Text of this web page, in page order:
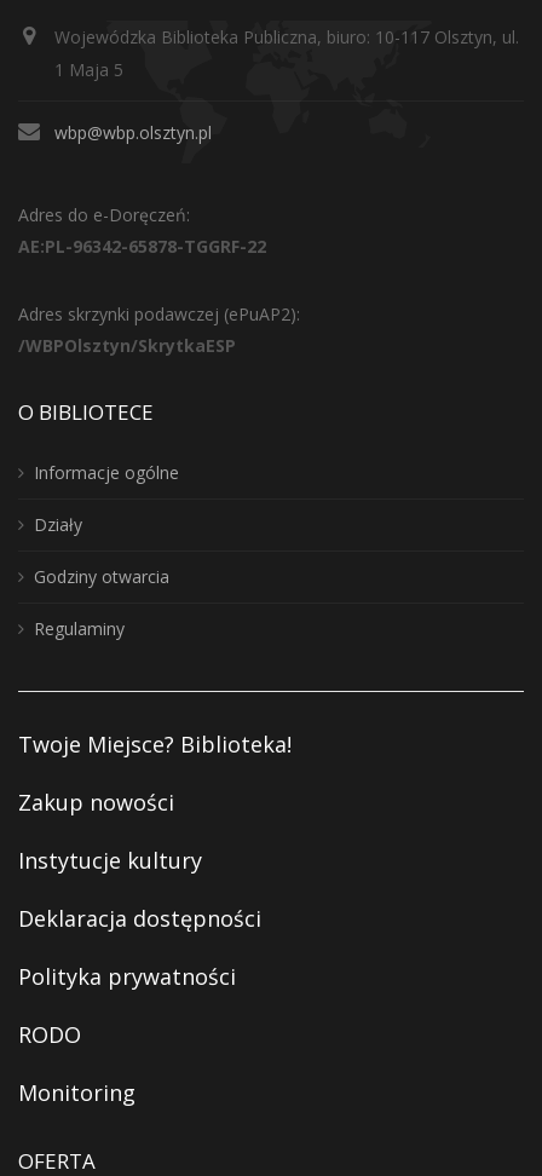
Wojewódzka Biblioteka Publiczna, biuro: 10-117 Olsztyn, ul.
1 Maja 5
wbp@wbp.olsztyn.pl
Adres do e-Doręczeń:
AE:PL-96342-65878-TGGRF-22
Adres skrzynki podawczej (ePuAP2):
/WBPOlsztyn/SkrytkaESP
O BIBLIOTECE
Informacje ogólne
Działy
Godziny otwarcia
Regulaminy
Twoje Miejsce? Biblioteka!
Zakup nowości
Instytucje kultury
Deklaracja dostępności
Polityka prywatności
RODO
Monitoring
OFERTA